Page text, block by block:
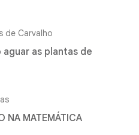
de Carvalho
aguar as plantas de
NA MATEMÁTICA